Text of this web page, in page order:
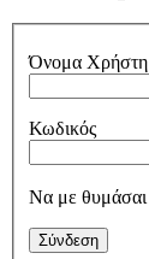
Όνομα Χρήστη
Κωδικός
Να με θυμάσαι